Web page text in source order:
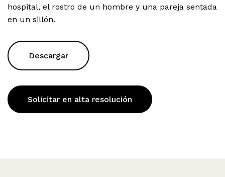
hospital, el rostro de un hombre y una pareja sentada
en un sillón.
Descargar
Solicitar en alta resolución